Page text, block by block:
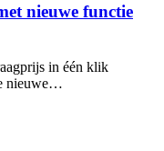
nieuwe functie
in één klik
nieuwe…